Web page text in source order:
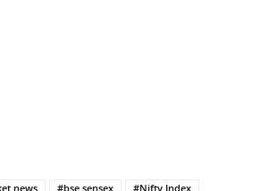
news #bse sensex
#Nifty Index